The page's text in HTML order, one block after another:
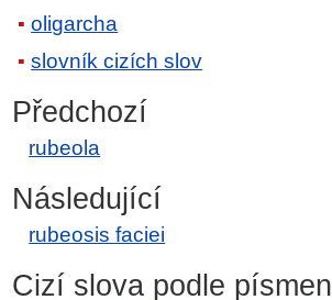
oligarcha
slovník cizích slov
Předchozí
rubeola
Následující
rubeosis faciei
Cizí slova podle písmen